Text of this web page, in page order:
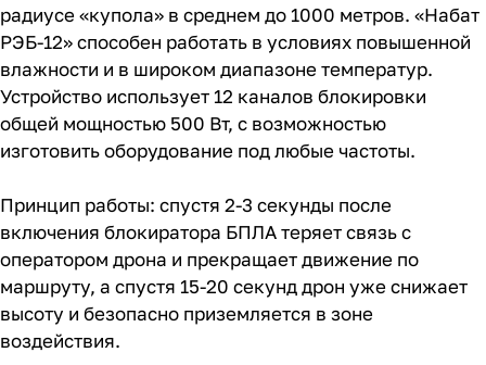
радиусе «купола» в среднем до 1000 метров. «Набат
РЭБ-12» способен работать в условиях повышенной
влажности и в широком диапазоне температур.
Устройство использует 12 каналов блокировки
общей мощностью 500 Вт, с возможностью
изготовить оборудование под любые частоты.
Принцип работы: спустя 2-3 секунды после
включения блокиратора БПЛА теряет связь с
оператором дрона и прекращает движение по
маршруту, а спустя 15-20 секунд дрон уже снижает
высоту и безопасно приземляется в зоне
воздействия.